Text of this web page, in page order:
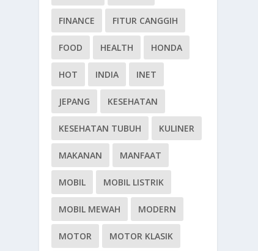
FINANCE FITUR CANGGIH
FOOD HEALTH HONDA
HOT INDIA INET
JEPANG KESEHATAN
KESEHATAN TUBUH KULINER
MAKANAN MANFAAT
MOBIL MOBIL LISTRIK
MOBIL MEWAH MODERN
MOTOR MOTOR KLASIK